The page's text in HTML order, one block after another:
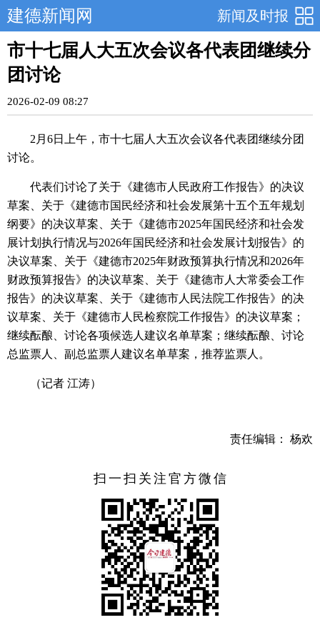
新闻及时报
建德新闻网
市十七届人大五次会议各代表团继续分
团讨论
2026-02-09 08:27
2月6日上午，市十七届人大五次会议各代表团继续分团
讨论。
代表们讨论了关于《建德市人民政府工作报告》的决议
草案、关于《建德市国民经济和社会发展第十五个五年规划
纲要》的决议草案、关于《建德市2025年国民经济和社会发
展计划执行情况与2026年国民经济和社会发展计划报告》的
决议草案、关于《建德市2025年财政预算执行情况和2026年
财政预算报告》的决议草案、关于《建德市人大常委会工作
报告》的决议草案、关于《建德市人民法院工作报告》的决
议草案、关于《建德市人民检察院工作报告》的决议草案；
继续酝酿、讨论各项候选人建议名单草案；继续酝酿、讨论
总监票人、副总监票人建议名单草案，推荐监票人。
（记者 江涛）
责任编辑： 杨欢
扫一扫关注官方微信